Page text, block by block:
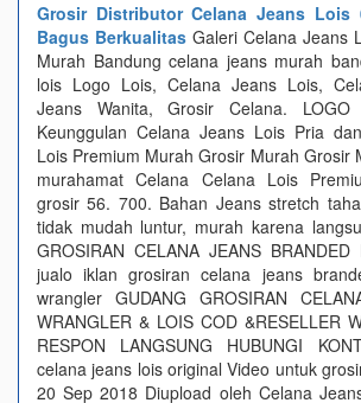
Grosir Distributor Celana Jeans Lois
Bagus Berkualitas Galeri Celana Jeans
Murah Bandung celana jeans murah
lois Logo Lois, Celana Jeans Lois,
Jeans Wanita, Grosir Celana.
Keunggulan Celana Jeans Lois Pria
Lois Premium Murah Grosir Murah Grosir
murahamat Celana Celana Lois
grosir 56. 700. Bahan Jeans stretch
tidak mudah luntur, murah karena
GROSIRAN CELANA JEANS
jualo iklan grosiran celana jeans
wrangler GUDANG GROSIRAN
WRANGLER & LOIS COD &RESELLER
RESPON LANGSUNG HUBUNGI
celana jeans lois original Video untuk
20 Sep 2018 Diupload oleh Celana